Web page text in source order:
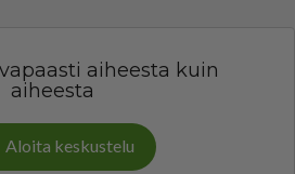
aiheesta kuin
aiheesta
Aloita keskustelu